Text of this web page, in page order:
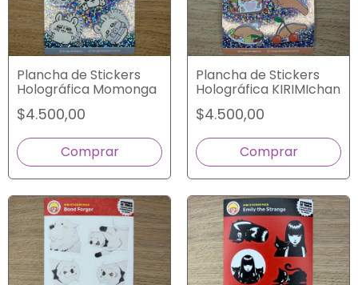
Plancha de Stickers
Holográfica Momonga
$4.500,00
Plancha de Stickers
Holográfica KIRIMIchan
$4.500,00